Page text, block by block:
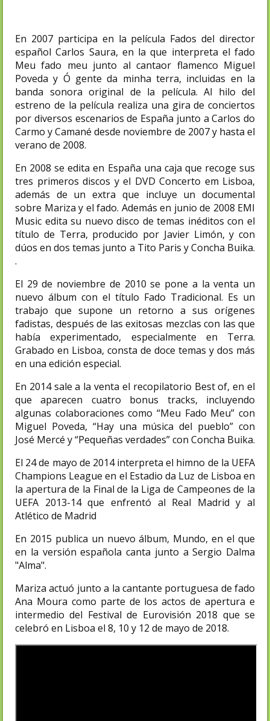
En 2007 participa en la película Fados del director
español Carlos Saura, en la que interpreta el fado
Meu fado meu junto al cantaor flamenco Miguel
Poveda y Ó gente da minha terra, incluidas en la
banda sonora original de la película. Al hilo del
estreno de la película realiza una gira de conciertos
por diversos escenarios de España junto a Carlos do
Carmo y Camané desde noviembre de 2007 y hasta el
verano de 2008.
En 2008 se edita en España una caja que recoge sus
tres primeros discos y el DVD Concerto em Lisboa,
además de un extra que incluye un documental
sobre Mariza y el fado. Además en junio de 2008 EMI
Music edita su nuevo disco de temas inéditos con el
título de Terra, producido por Javier Limón, y con
dúos en dos temas junto a Tito Paris y Concha Buika.
.
El 29 de noviembre de 2010 se pone a la venta un
nuevo álbum con el título Fado Tradicional. Es un
trabajo que supone un retorno a sus orígenes
fadistas, después de las exitosas mezclas con las que
había experimentado, especialmente en Terra.
Grabado en Lisboa, consta de doce temas y dos más
en una edición especial.
En 2014 sale a la venta el recopilatorio Best of, en el
que aparecen cuatro bonus tracks, incluyendo
algunas colaboraciones como “Meu Fado Meu” con
Miguel Poveda, “Hay una música del pueblo” con
José Mercé y “Pequeñas verdades” con Concha Buika.
El 24 de mayo de 2014 interpreta el himno de la UEFA
Champions League en el Estadio da Luz de Lisboa en
la apertura de la Final de la Liga de Campeones de la
UEFA 2013-14 que enfrentó al Real Madrid y al
Atlético de Madrid
En 2015 publica un nuevo álbum, Mundo, en el que
en la versión española canta junto a Sergio Dalma
"Alma".
Mariza actuó junto a la cantante portuguesa de fado
Ana Moura como parte de los actos de apertura e
intermedio del Festival de Eurovisión 2018 que se
celebró en Lisboa el 8, 10 y 12 de mayo de 2018.